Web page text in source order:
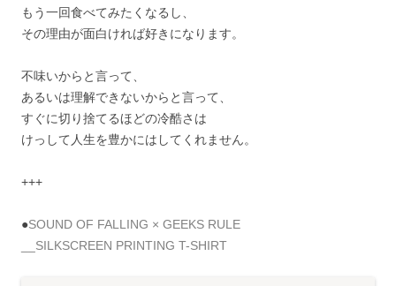
もう一回食べてみたくなるし、
その理由が面白ければ好きになります。
不味いからと言って、
あるいは理解できないからと言って、
すぐに切り捨てるほどの冷酷さは
けっして人生を豊かにはしてくれません。
+++
●SOUND OF FALLING × GEEKS RULE
__SILKSCREEN PRINTING T-SHIRT